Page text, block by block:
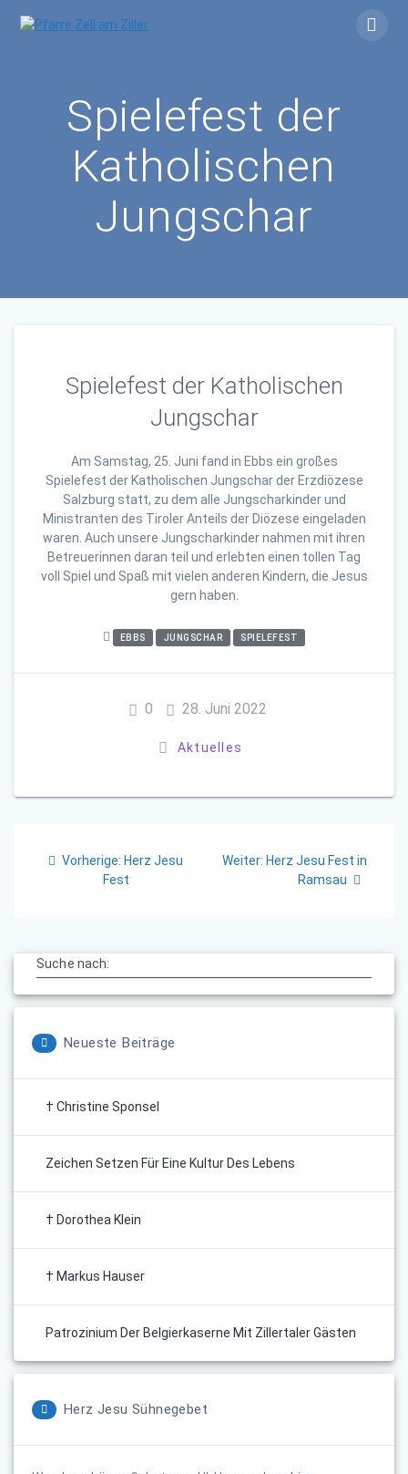
Spielefest der
Katholischen
Jungschar
Spielefest der Katholischen
Jungschar
Am Samstag, 25. Juni fand in Ebbs ein großes
Spielefest der Katholischen Jungschar der Erzdiözese
Salzburg statt, zu dem alle Jungscharkinder und
Ministranten des Tiroler Anteils der Diözese eingeladen
waren. Auch unsere Jungscharkinder nahmen mit ihren
Betreuerinnen daran teil und erlebten einen tollen Tag
voll Spiel und Spaß mit vielen anderen Kindern, die Jesus
gern haben.
EBBS JUNGSCHAR SPIELEFEST
0 28. Juni 2022
Aktuelles
Vorherige: Vorheriger
Beitrag:
Herz Jesu
Fest
Weiter: Nächster
Beitrag:
Herz Jesu Fest in
Ramsau
Suche nach:
Neueste Beiträge
† Christine Sponsel
Zeichen Setzen Für Eine Kultur Des Lebens
† Dorothea Klein
† Markus Hauser
Patrozinium Der Belgierkaserne Mit Zillertaler Gästen
Herz Jesu Sühnegebet